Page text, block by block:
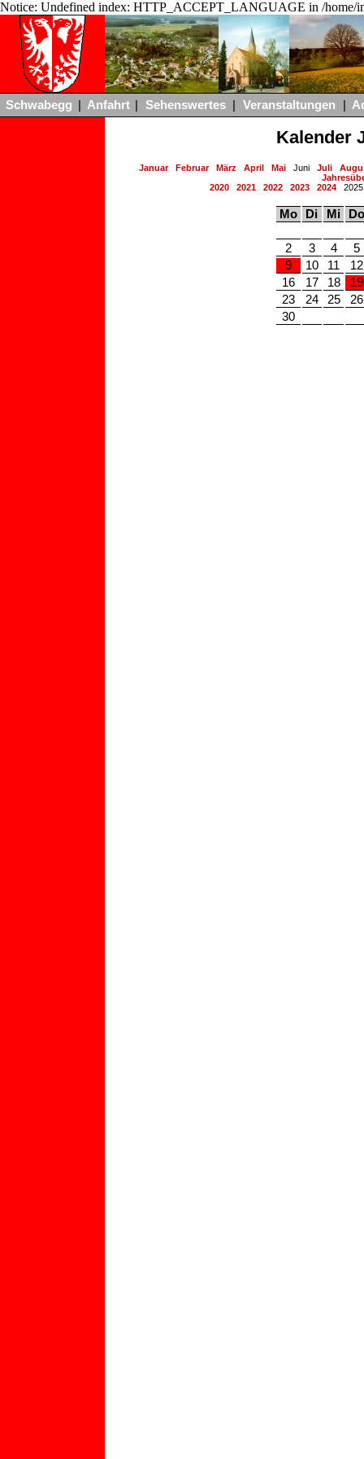
Notice: Undefined index: HTTP_ACCEPT_LANGUAGE in /home/
Schwabegg Anfahrt Sehenswertes Veranstaltungen
Kalender
Januar Februar März April MaiJuni Juli
2020
2021 2022 2023 2024
Mo Di Mi Do
2 3 4
5
9
10 11
12
16
17 18
19
23
24 25
26
30